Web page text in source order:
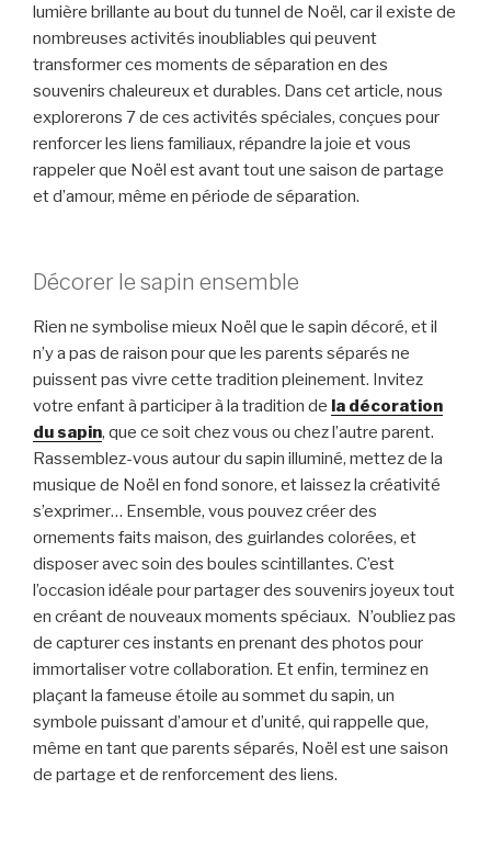
lumière brillante au bout du tunnel de Noël, car il existe de
nombreuses activités inoubliables qui peuvent
transformer ces moments de séparation en des
souvenirs chaleureux et durables. Dans cet article, nous
explorerons 7 de ces activités spéciales, conçues pour
renforcer les liens familiaux, répandre la joie et vous
rappeler que Noël est avant tout une saison de partage
et d’amour, même en période de séparation.
Décorer le sapin ensemble
Rien ne symbolise mieux Noël que le sapin décoré, et il
n’y a pas de raison pour que les parents séparés ne
puissent pas vivre cette tradition pleinement. Invitez
votre enfant à participer à la tradition de la décoration
du sapin, que ce soit chez vous ou chez l’autre parent.
Rassemblez-vous autour du sapin illuminé, mettez de la
musique de Noël en fond sonore, et laissez la créativité
s’exprimer… Ensemble, vous pouvez créer des
ornements faits maison, des guirlandes colorées, et
disposer avec soin des boules scintillantes. C’est
l’occasion idéale pour partager des souvenirs joyeux tout
en créant de nouveaux moments spéciaux. N’oubliez pas
de capturer ces instants en prenant des photos pour
immortaliser votre collaboration. Et enfin, terminez en
plaçant la fameuse étoile au sommet du sapin, un
symbole puissant d’amour et d’unité, qui rappelle que,
même en tant que parents séparés, Noël est une saison
de partage et de renforcement des liens.